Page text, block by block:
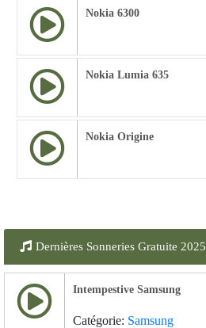
Nokia 6300
Nokia Lumia 635
Nokia Origine
Dernières Sonneries Gratuite 2025
Intempestive Samsung
Catégorie: Samsung